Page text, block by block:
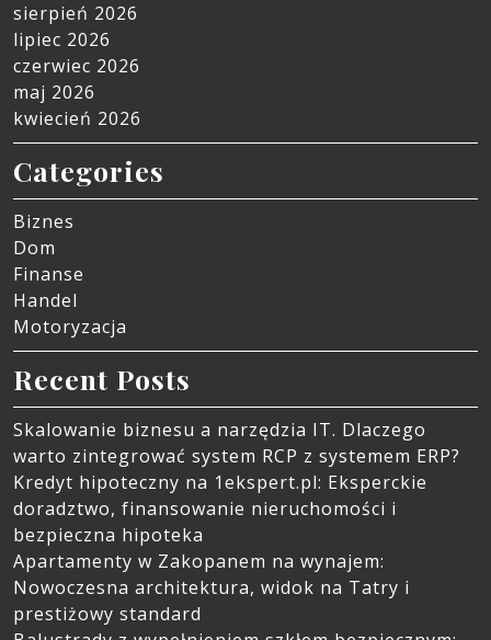
sierpień 2026
lipiec 2026
czerwiec 2026
maj 2026
kwiecień 2026
Categories
Biznes
Dom
Finanse
Handel
Motoryzacja
Recent Posts
Skalowanie biznesu a narzędzia IT. Dlaczego
warto zintegrować system RCP z systemem ERP?
Kredyt hipoteczny na 1ekspert.pl: Eksperckie
doradztwo, finansowanie nieruchomości i
bezpieczna hipoteka
Apartamenty w Zakopanem na wynajem:
Nowoczesna architektura, widok na Tatry i
prestiżowy standard